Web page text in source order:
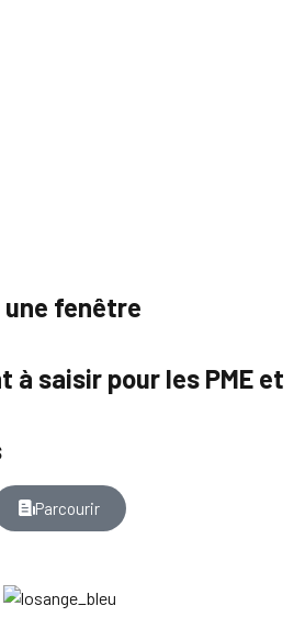
fenêtre
à saisir pour les PME et
Parcourir